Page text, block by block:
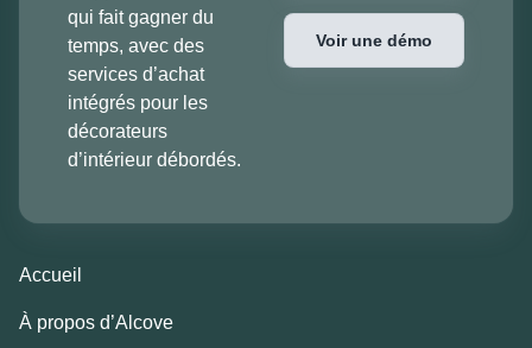
qui fait gagner du
temps, avec des
services d’achat
intégrés pour les
décorateurs
d’intérieur débordés.
Voir une démo
Accueil
À propos d’Alcove